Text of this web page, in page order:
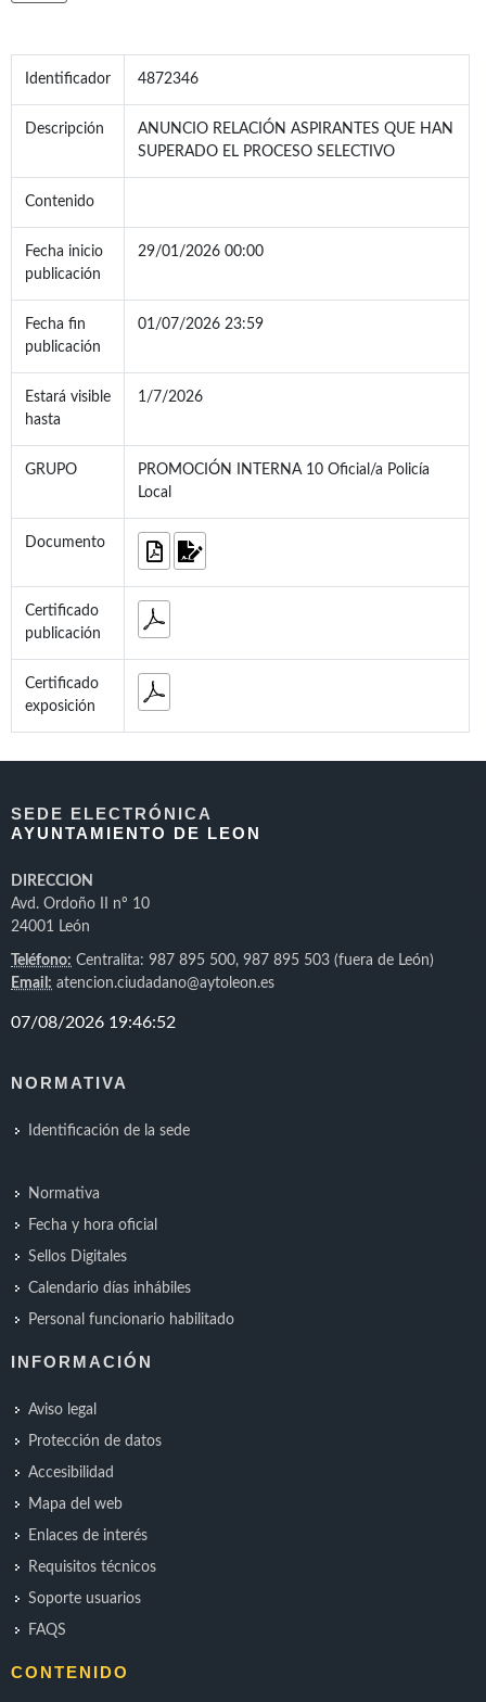
Identificador 4872346
Descripción
ANUNCIO RELACIÓN ASPIRANTES QUE HAN
SUPERADO EL PROCESO SELECTIVO
Contenido
Fecha inicio
publicación
29/01/2026 00:00
Fecha fin
publicación
01/07/2026 23:59
Estará visible
hasta
1/7/2026
GRUPO
PROMOCIÓN INTERNA 10 Oficial/a Policía
Local
Documento
Certificado
publicación
Certificado
exposición
SEDE ELECTRÓNICA
AYUNTAMIENTO DE LEON
DIRECCION
Avd. Ordoño II nº 10
24001 León
Teléfono: Centralita: 987 895 500, 987 895 503 (fuera de León)
Email: atencion.ciudadano@aytoleon.es
NORMATIVA
Identificación de la sede
Normativa
Fecha y hora oficial
Sellos Digitales
Calendario días inhábiles
Personal funcionario habilitado
INFORMACIÓN
Aviso legal
Protección de datos
Accesibilidad
Mapa del web
Enlaces de interés
Requisitos técnicos
Soporte usuarios
FAQS
CONTENIDO